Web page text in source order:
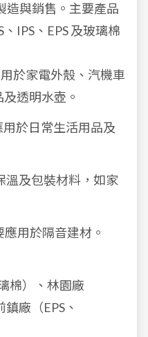
造與銷售。主要產品
IPS、EPS 及玻璃棉
於家電外殼、汽機車
透明水壺。
用於日常生活用品及
溫及包裝材料，如家
應用於隔音建材。
棉）、林園廠
鎮廠（EPS、